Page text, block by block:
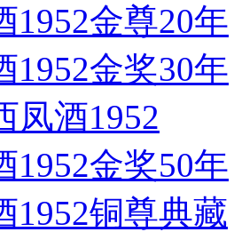
1952金尊20年
1952金奖30年
凤酒1952
1952金奖50年
1952铜尊典藏